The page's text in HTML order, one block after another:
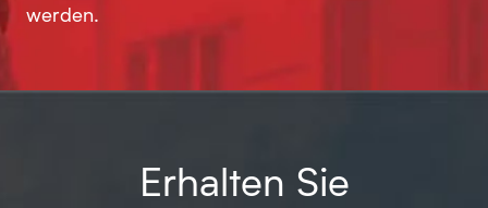
werden.
Erhalten Sie